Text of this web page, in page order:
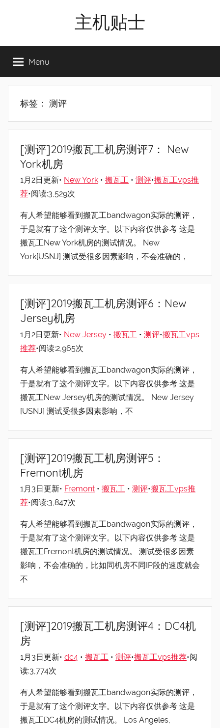
主机贴士
工|BandwagonHost
VPS|Vps|
主
荐
Menu
标签： 测评
[测评]2019搬瓦工机房测评7： New
York机房
1月2日更新• New York • 搬瓦工 • 测评•搬瓦工vps推
荐•阅读:3,529次
有人希望能够看到搬瓦工bandwagon实际的测评，
于是就有了这个测评文字。以下内容仅供参考 这是
搬瓦工New York机房的测试情况。 New
York[USNJ] 测试受很多因素影响，不会准确的，
[测评]2019搬瓦工机房测评6：New
Jersey机房
1月2日更新• New Jersey • 搬瓦工 • 测评•搬瓦工vps
推荐•阅读:2,965次
有人希望能够看到搬瓦工bandwagon实际的测评，
于是就有了这个测评文字。以下内容仅供参考 这是
搬瓦工New Jersey机房的测试情况。 New Jersey
[USNJ] 测试受很多因素影响，不
[测评]2019搬瓦工机房测评5：
Fremont机房
1月3日更新• Fremont • 搬瓦工 • 测评•搬瓦工vps推
荐•阅读:3,847次
有人希望能够看到搬瓦工bandwagon实际的测评，
于是就有了这个测评文字。以下内容仅供参考 这是
搬瓦工Fremont机房的测试情况。 测试受很多因素
影响，不会准确的，比如同机房不同IP段的速度就会
不
[测评]2019搬瓦工机房测评4：DC4机
房
1月3日更新• dc4 • 搬瓦工 • 测评•搬瓦工vps推荐•阅
读:3,774次
有人希望能够看到搬瓦工bandwagon实际的测评，
于是就有了这个测评文字。以下内容仅供参考 这是
搬瓦工DC4机房的测试情况。 Los Angeles,